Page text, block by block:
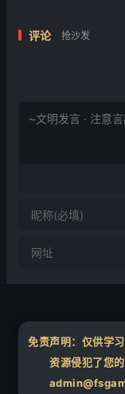
评论 抢沙发
免责声明：仅供学
资源侵犯了您